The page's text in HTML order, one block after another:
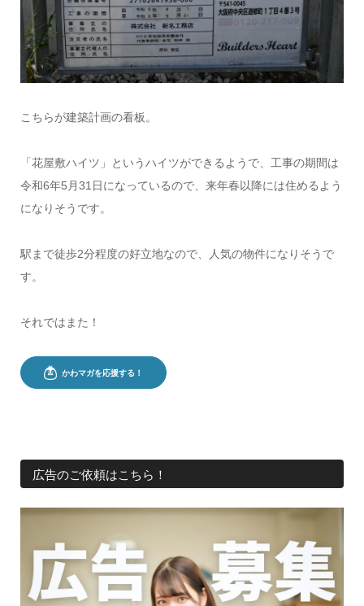
こちらが建築計画の看板。
「花屋敷ハイツ」というハイツができるようで、工事の期間は
令和6年5月31日になっているので、来年春以降には住めるよう
になりそうです。
駅まで徒歩2分程度の好立地なので、人気の物件になりそうで
す。
それではまた！
広告のご依頼はこちら！